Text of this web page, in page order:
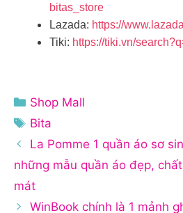
bitas_store
Lazada: https://
Tiki: https://tiki.vn/
Danh
mục
Shop Mall
Thẻ
Bita
La Pomme 1 quần áo sơ
những mẫu quần áo đẹp,
mát
WinBook chính là 1 mảnh